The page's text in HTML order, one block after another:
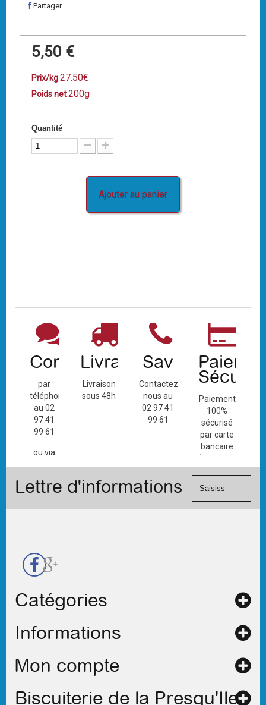
Partager
5,50 €
Prix/kg27.50€
Poids net200g
Quantité
Ajouter au panier
Contact
par
téléphone
au 02
97 41
99 61
ou via
de
Livraison
Livraison
sous 48h
Sav
Contactez-
nous au
02 97 41
99 61
Paiement
100%
sécurisé
par carte
bancaire
(Mastercard,
Visa, ...) et
Lettre d'informations
Catégories
Informations
Mon compte
Biscuiterie de la Presqu'Ile